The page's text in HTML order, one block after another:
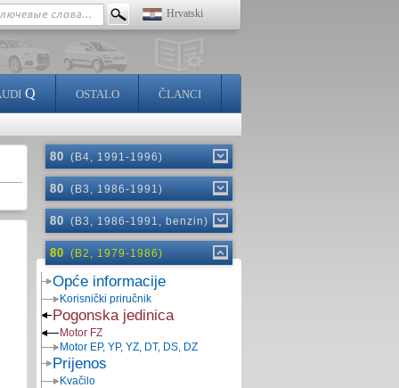
Hrvatski
Q OSTALO ČLANCI
80 (B4, 1991-1996)
80 (B3, 1986-1991)
80 (B3, 1986-1991, benzin)
80 (B2, 1979-1986)
Opće informacije
Korisnički priručnik
Pogonska jedinica
Motor FZ
Motor EP, YP, YZ, DT, DS, DZ
Prijenos
Kvačilo